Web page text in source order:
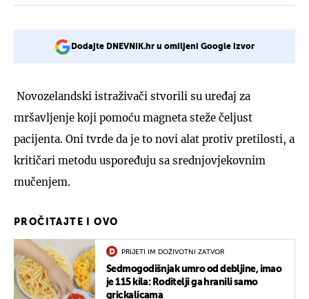
Dodajte DNEVNIK.hr u omiljeni Google izvor
Novozelandski istraživači stvorili su uređaj za
mršavljenje koji pomoću magneta steže čeljust
pacijenta. Oni tvrde da je to novi alat protiv pretilosti, a
kritičari metodu uspoređuju sa srednjovjekovnim
mučenjem.
PROČITAJTE I OVO
PRIJETI IM DOŽIVOTNI ZATVOR
Sedmogodišnjak umro od debljine, imao
je 115 kila: Roditelji ga hranili samo
grickalicama